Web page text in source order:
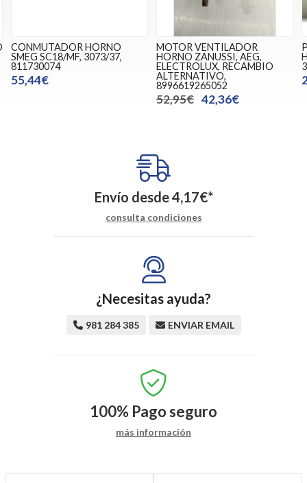
CONMUTADOR HORNO
SMEG SC18/MF, 3073/37,
811730074
55,44€
MOTOR VENTILADOR
HORNO ZANUSSI, AEG,
ELECTROLUX, RECAMBIO
ALTERNATIVO,
8996619265052
52,95€ 42,36€
Envío desde4,17€*
consulta condiciones
¿Necesitas ayuda?
981 284 385 ENVIAR EMAIL
100% Pago seguro
más información